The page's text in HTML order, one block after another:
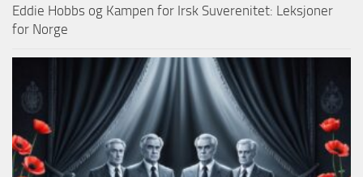
Eddie Hobbs og Kampen for Irsk Suverenitet: Leksjoner
for Norge